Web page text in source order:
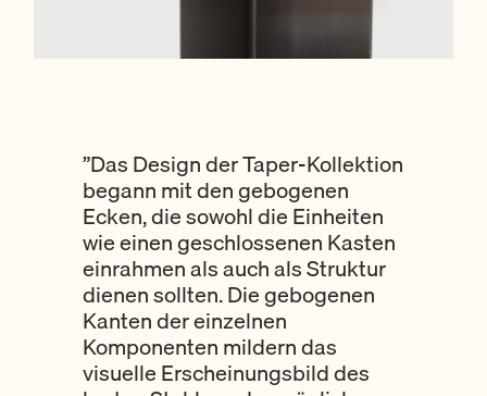
”Das Design der Taper-Kollektion
begann mit den gebogenen
Ecken, die sowohl die Einheiten
wie einen geschlossenen Kasten
einrahmen als auch als Struktur
dienen sollten. Die gebogenen
Kanten der einzelnen
Komponenten mildern das
visuelle Erscheinungsbild des